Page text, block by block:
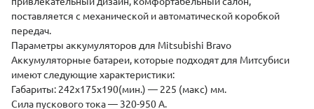
поставляется с механической и автоматической коробкой
передач.
Параметры аккумуляторов для Mitsubishi Bravo
Аккумуляторные батареи, которые подходят для Митсубиси
имеют следующие характеристики:
Габариты: 242х175х190(мин.) — 225 (макс) мм.
Сила пускового тока — 320-950 А.